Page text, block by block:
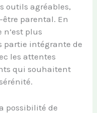
outils agréables,
parental. En
plus
partie intégrante de
les attentes
qui souhaitent
possibilité de